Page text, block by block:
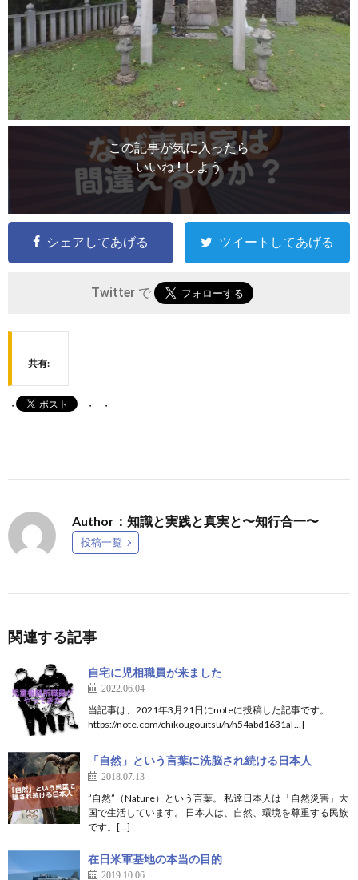
この記事が気に入ったら
いいね ! しよう
シェアしてあげる ツイートしてあげる
Twitter で
共有:
Author：知識と実践と真実と〜知行合一〜
投稿一覧
関連する記事
自宅に児相職員が来ました
2022.06.04
当記事は、2021年3月21日にnoteに投稿した記事です。
https://note.com/chikougouitsu/n/n54abd1631a[…]
「自然」という言葉に洗脳され続ける日本人
2018.07.13
”自然”（Nature）という言葉。 私達日本人は「自然災害」大
国で生活しています。 日本人は、自然、環境を尊重する民族
です。[…]
在日米軍基地の本当の目的
2019.10.06